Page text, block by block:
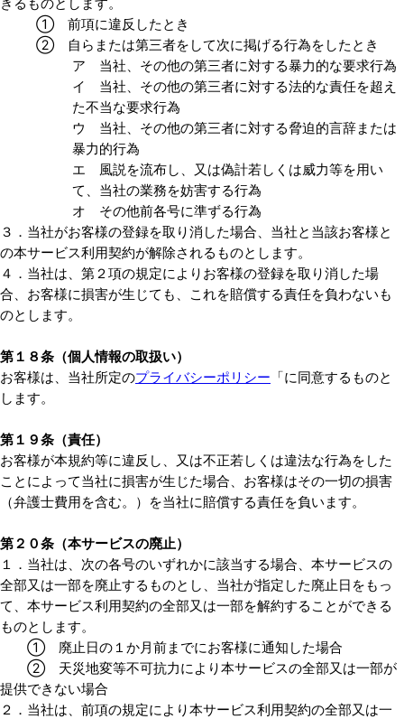
きるものとします。
① 前項に違反したとき
② 自らまたは第三者をして次に掲げる行為をしたとき
ア 当社、その他の第三者に対する暴力的な要求行為
イ 当社、その他の第三者に対する法的な責任を超え
た不当な要求行為
ウ 当社、その他の第三者に対する脅迫的言辞または
暴力的行為
エ 風説を流布し、又は偽計若しくは威力等を用い
て、当社の業務を妨害する行為
オ その他前各号に準ずる行為
３．当社がお客様の登録を取り消した場合、当社と当該お客様と
の本サービス利用契約が解除されるものとします。
４．当社は、第２項の規定によりお客様の登録を取り消した場
合、お客様に損害が生じても、これを賠償する責任を負わないも
のとします。
第１８条（個人情報の取扱い）
お客様は、当社所定のプライバシーポリシー 「に同意するものと
します。
第１９条（責任）
お客様が本規約等に違反し、又は不正若しくは違法な行為をした
ことによって当社に損害が生じた場合、お客様はその一切の損害
（弁護士費用を含む。）を当社に賠償する責任を負います。
第２０条（本サービスの廃止）
１．当社は、次の各号のいずれかに該当する場合、本サービスの
全部又は一部を廃止するものとし、当社が指定した廃止日をもっ
て、本サービス利用契約の全部又は一部を解約することができる
ものとします。
① 廃止日の１か月前までにお客様に通知した場合
② 天災地変等不可抗力により本サービスの全部又は一部が
提供できない場合
２．当社は、前項の規定により本サービス利用契約の全部又は一